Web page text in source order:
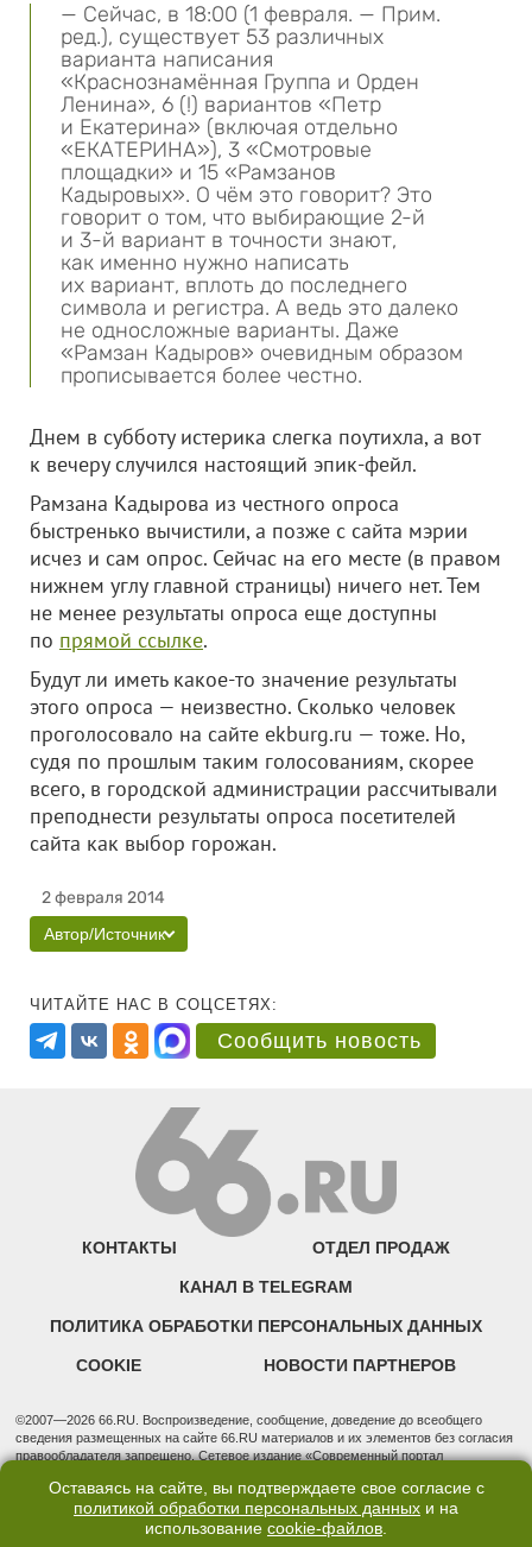
— Сейчас, в 18:00 (1 февраля. — Прим.
ред.), существует 53 различных
варианта написания
«Краснознамённая Группа и Орден
Ленина», 6 (!) вариантов «Петр
и Екатерина» (включая отдельно
«ЕКАТЕРИНА»), 3 «Смотровые
площадки» и 15 «Рамзанов
Кадыровых». О чём это говорит? Это
говорит о том, что выбирающие 2-й
и 3-й вариант в точности знают,
как именно нужно написать
их вариант, вплоть до последнего
символа и регистра. А ведь это далеко
не односложные варианты. Даже
«Рамзан Кадыров» очевидным образом
прописывается более честно.
Днем в субботу истерика слегка поутихла, а вот
к вечеру случился настоящий эпик-фейл.
Рамзана Кадырова из честного опроса
быстренько вычистили, а позже с сайта мэрии
исчез и сам опрос. Сейчас на его месте (в правом
нижнем углу главной страницы) ничего нет. Тем
не менее результаты опроса еще доступны
по прямой ссылке.
Будут ли иметь какое-то значение результаты
этого опроса — неизвестно. Сколько человек
проголосовало на сайте ekburg.ru — тоже. Но,
судя по прошлым таким голосованиям, скорее
всего, в городской администрации рассчитывали
преподнести результаты опроса посетителей
сайта как выбор горожан.
2 февраля 2014
Автор/Источник
ЧИТАЙТЕ НАС В СОЦСЕТЯХ:
Сообщить новость
КОНТАКТЫ ОТДЕЛ ПРОДАЖ
КАНАЛ В TELEGRAM
ПОЛИТИКА ОБРАБОТКИ ПЕРСОНАЛЬНЫХ ДАННЫХ
COOKIE НОВОСТИ ПАРТНЕРОВ
©2007—2026 66.RU. Воспроизведение, сообщение, доведение до всеобщего
сведения размещенных на сайте 66.RU материалов и их элементов без согласия
правообладателя запрещено. Сетевое издание «Современный портал
надзору в сфере связи, информационных технологий и массовых коммуникаций
(Роскомнадзор). Регистрационный номер ЭЛ № ФС 77 - 76634 от 02.09.2019
Учредитель: Общество с ограниченной ответственностью "66.ру". Юридический
Оставаясь на сайте, вы подтверждаете свое согласие с
политикой обработки персональных данных и на
использование cookie-файлов.